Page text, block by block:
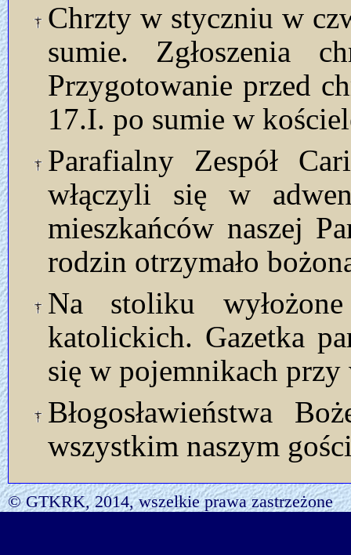
Chrzty w styczniu w
sumie. Zgłoszenia
Przygotowanie przed
17.I. po sumie w
Parafialny Zespół
włączyli się w
mieszkańców naszej
rodzin otrzymało
Na stoliku
katolickich. Gazetka
się w pojemnikach przy
Błogosławieństwa
wszystkim naszym
© GTKRK, 2014, wszelkie prawa zastrzeżone